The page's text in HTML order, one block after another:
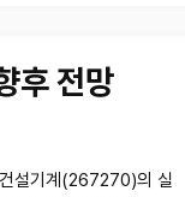
후 전망
설기계(267270)의 실